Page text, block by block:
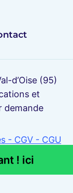
d’Oise (95)
et
demande
- CGV - CGU
95
! ici